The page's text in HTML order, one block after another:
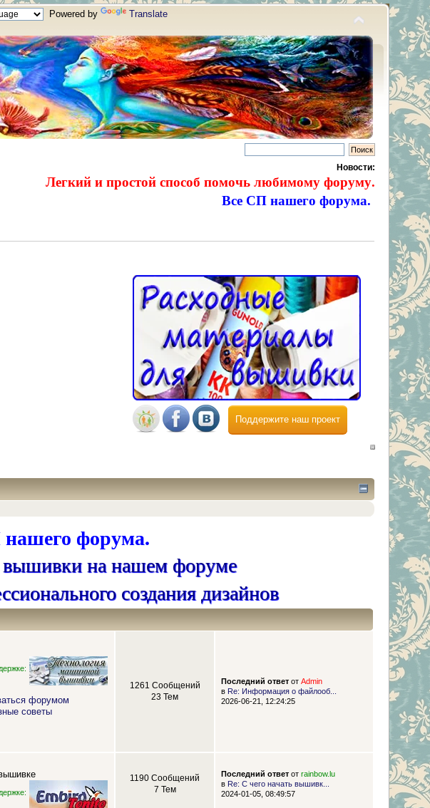
Powered by Translate
Новости:
Легкий и простой способ помочь любимому форуму.
Все СП нашего форума.
Поддержите наш проект
форума.
на нашем форуме
создания дизайнов
форумом
советы
1261 Сообщений
23 Тем
Последний ответот Admin
в Re: Информация о файлооб...
2026-06-21, 12:24:25
1190 Сообщений
7 Тем
Последний ответот rainbow.lu
в Re: С чего начать вышивк...
2024-01-05, 08:49:57